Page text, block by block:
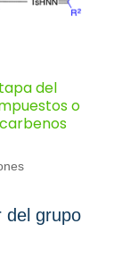
del
o
del grupo